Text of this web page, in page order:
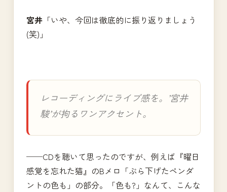
宮井 「いや、今回は徹底的に振り返りましょう
(笑)」
レコーディングにライブ感を。’宮井
駿’が拘るワンアクセント。
──CDを聴いて思ったのですが、例えば『曜日
感覚を忘れた猫』のBメロ「ぶら下げたペンダ
ントの色も」の部分。「色も?」なんて、こんな